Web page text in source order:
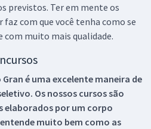
previstos. Ter em mente os
faz com que você tenha como se
com muito mais qualidade.
é uma excelente maneira de
Os nossos cursos são
por um corpo
muito bem como as